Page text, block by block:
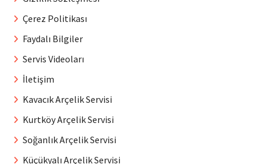
Çerez Politikası
Faydalı Bilgiler
Servis Videoları
İletişim
Kavacık Arçelik Servisi
Kurtköy Arçelik Servisi
Soğanlık Arçelik Servisi
Küçükyalı Arçelik Servisi